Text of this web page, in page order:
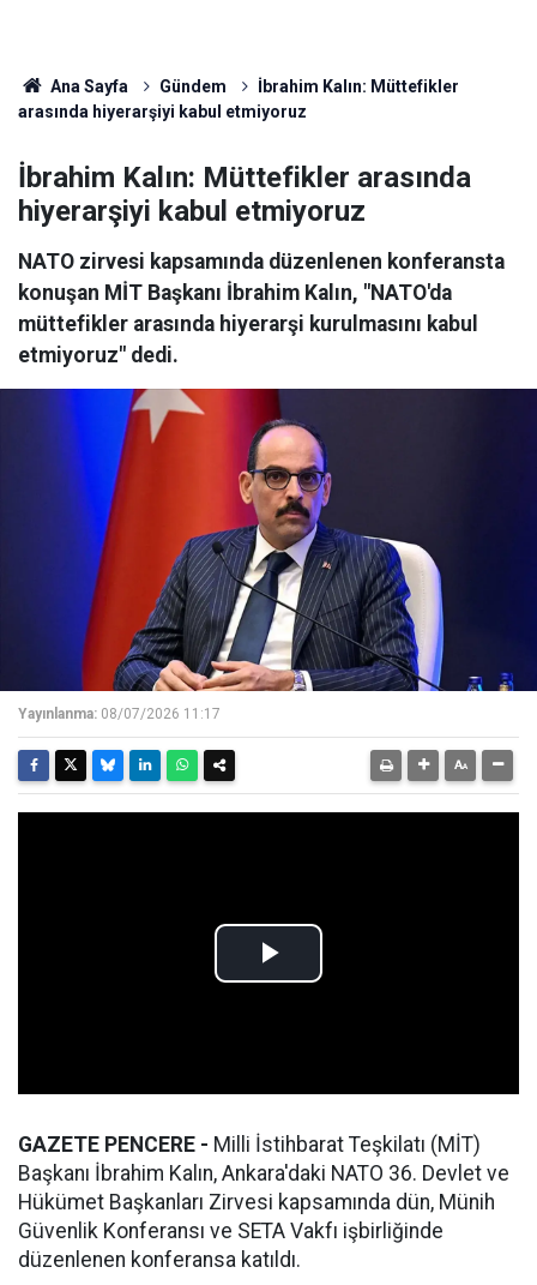
Ana Sayfa Gündem
İbrahim Kalın: Müttefikler
arasında hiyerarşiyi kabul etmiyoruz
İbrahim Kalın: Müttefikler arasında
hiyerarşiyi kabul etmiyoruz
NATO zirvesi kapsamında düzenlenen konferansta
konuşan MİT Başkanı İbrahim Kalın, "NATO'da
müttefikler arasında hiyerarşi kurulmasını kabul
etmiyoruz" dedi.
Yayınlanma: 08/07/2026 11:17
GAZETE PENCERE - Milli İstihbarat Teşkilatı (MİT)
Başkanı İbrahim Kalın, Ankara'daki NATO 36.⁠ ⁠Devlet ve
Hükümet Başkanları Zirvesi kapsamında dün, Münih
Güvenlik Konferansı ve SETA Vakfı işbirliğinde
düzenlenen konferansa katıldı.